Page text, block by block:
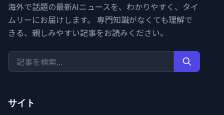
海外で話題の最新AIニュースを、わかりやすく、タイ
ムリーにお届けします。 専門知識がなくても理解で
きる、親しみやすい記事をお読みください。
サイト